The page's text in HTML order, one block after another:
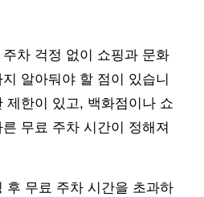
차 걱정 없이 쇼핑과 문화
알아둬야 할 점이 있습니
제한이 있고, 백화점이나 쇼
무료 주차 시간이 정해져
후 무료 주차 시간을 초과하